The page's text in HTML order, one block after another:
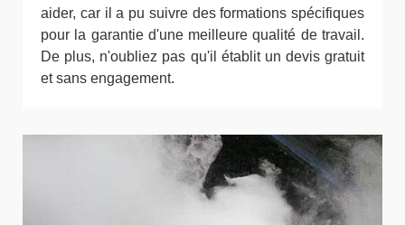
aider, car il a pu suivre des formations spécifiques
pour la garantie d'une meilleure qualité de travail.
De plus, n'oubliez pas qu'il établit un devis gratuit
et sans engagement.